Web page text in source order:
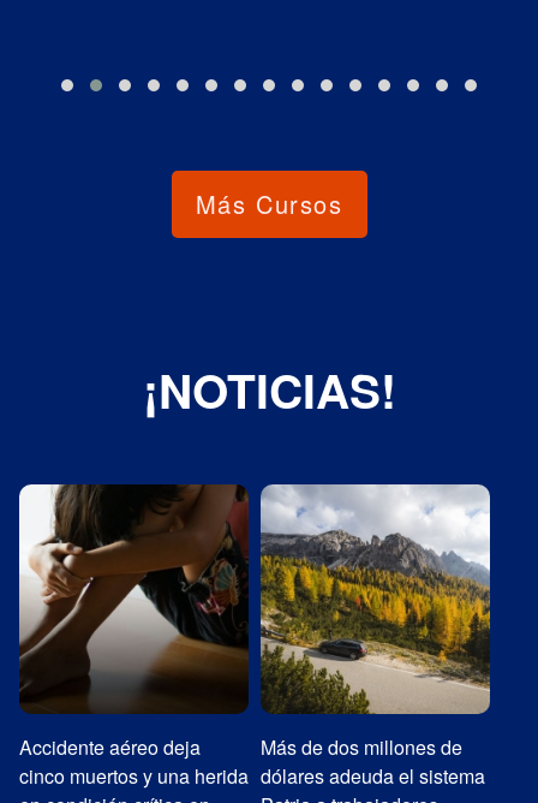
Más Cursos
¡NOTICIAS!
Más de dos millones de
dólares adeuda el sistema
Exposición ‘Formas
contaminadas’ indaga en